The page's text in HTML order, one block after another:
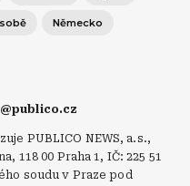
Německo
PUBLICO NEWS, a.s.,
118 00 Praha 1, IČ: 225 51
soudu v Praze pod